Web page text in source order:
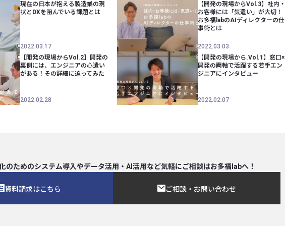
現在の日本が抱える製造業の現
状とDXを阻んでいる課題とは
2022.03.17
【開発の現場からVol.3】社内・
お客様には「気遣い」が大切！
お多福labのAIディレクターの仕
事術とは
2022.03.03
【開発の現場からVol.2】開発の
裏側には、エンジニアの心遣い
がある！その詳細に迫ってみた
2022.02.28
【開発の現場から.Vol.1】窓口×
開発の両軸で活躍する若手エン
ジニアにインタビュー
2022.02.07
のためのシステム導入やデータ活用・AI活用など気軽にご相談はお多福labへ！
資料請求はこちら ご相談・お問い合わせ